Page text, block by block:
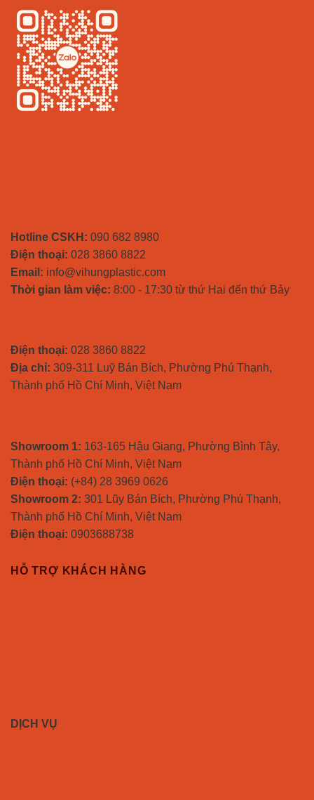
Hotline CSKH: 090 682 8980
Điện thoại: 028 3860 8822
Email: info@vihungplastic.com
Thời gian làm việc: 8:00 - 17:30 từ thứ Hai đến thứ Bảy
Điện thoại: 028 3860 8822
Địa chỉ: 309-311 Luỹ Bán Bích, Phường Phú Thạnh,
Thành phố Hồ Chí Minh, Việt Nam
Showroom 1: 163-165 Hậu Giang, Phường Bình Tây,
Thành phố Hồ Chí Minh, Việt Nam
Điện thoại: (+84) 28 3969 0626
Showroom 2: 301 Lũy Bán Bích, Phường Phú Thạnh,
Thành phố Hồ Chí Minh, Việt Nam
Điện thoại: 0903688738
HỖ TRỢ KHÁCH HÀNG
DỊCH VỤ